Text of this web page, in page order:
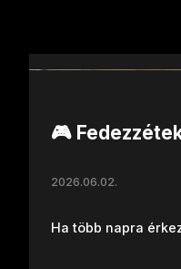
🎮
2026.06.02.
Ha több napra